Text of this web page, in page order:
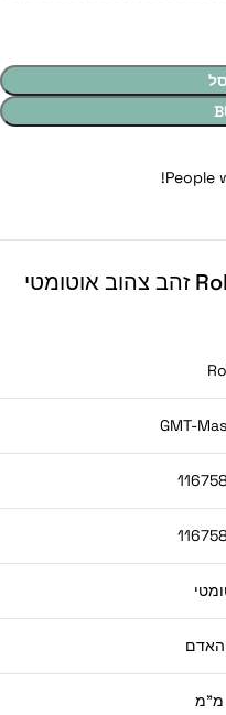
People
Rolex GMT-Master 116758SA זהב צהוב אוטומטי
GMT-